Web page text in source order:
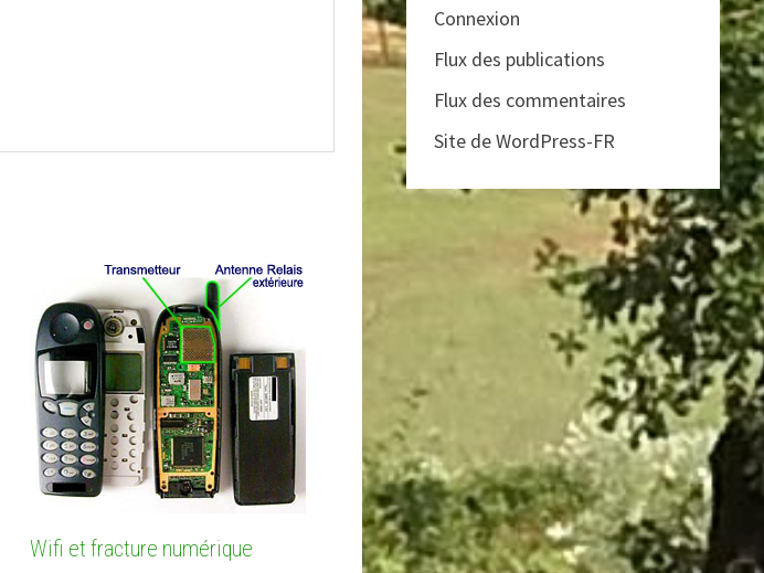
Wifi et fracture numérique
Connexion
Flux des publications
Flux des commentaires
Site de WordPress-FR